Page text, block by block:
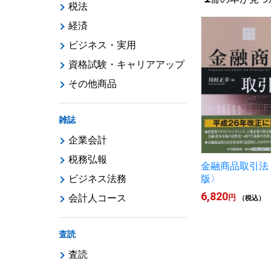
金融商品取引法
版〉
6,820円 （税込）
税法
経済
ビジネス・実用
資格試験・キャリアアップ
その他商品
雑誌
企業会計
税務弘報
ビジネス法務
会計人コース
査読
査読